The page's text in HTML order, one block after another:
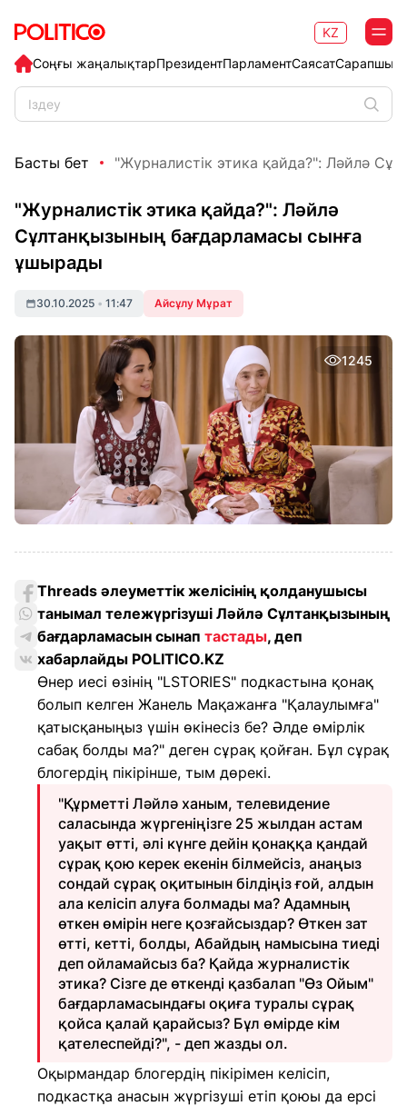
Соңғы жаңалықтарПрезидентПарламентСаясат
KZ
Басты бет "Журналистік этика қайда?": Ләйлә
"Журналистік этика қайда?": Ләйлә
Сұлтанқызының бағдарламасы сынға
ұшырады
30.10.2025 • 11:47 Айсұлу Мұрат
1245
Threads әлеуметтік желісінің қолданушысы
танымал тележүргізуші Ләйлә Сұлтанқызының
бағдарламасын сынап тастады, деп
хабарлайды POLITICO.KZ
Өнер иесі өзінің "LSTORIES" подкастына қонақ
болып келген Жанель Мақажанға "Қалаулымға"
қатысқаныңыз үшін өкінесіз бе? Әлде өмірлік
сабақ болды ма?" деген сұрақ қойған. Бұл сұрақ
блогердің пікірінше, тым дөрекі.
"Құрметті Ләйлә ханым, телевидение
саласында жүргеніңізге 25 жылдан астам
уақыт өтті, әлі күнге дейін қонаққа қандай
сұрақ қою керек екенін білмейсіз, анаңыз
сондай сұрақ оқитынын білдіңіз ғой, алдын
ала келісіп алуға болмады ма? Адамның
өткен өмірін неге қозғайсыздар? Өткен зат
өтті, кетті, болды, Абайдың намысына тиеді
деп ойламайсыз ба? Қайда журналистік
этика? Сізге де өткенді қазбалап "Өз Ойым"
бағдарламасындағы оқиға туралы сұрақ
қойса қалай қарайсыз? Бұл өмірде кім
қателеспейді?", - деп жазды ол.
Оқырмандар блогердің пікірімен келісіп,
подкастқа анасын жүргізуші етіп қоюы да ерсі